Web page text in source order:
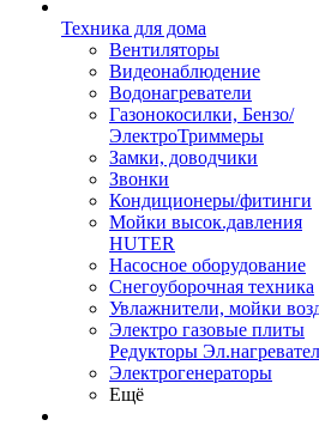
Техника для дома
Вентиляторы
Видеонаблюдение
Водонагреватели
Газонокосилки, Бензо/
ЭлектроТриммеры
Замки, доводчики
Звонки
Кондиционеры/фитинги
Мойки высок.давления
HUTER
Насосное оборудование
Снегоуборочная техника
Увлажнители, мойки
Электро газовые плиты
Редукторы
Электрогенераторы
Ещё